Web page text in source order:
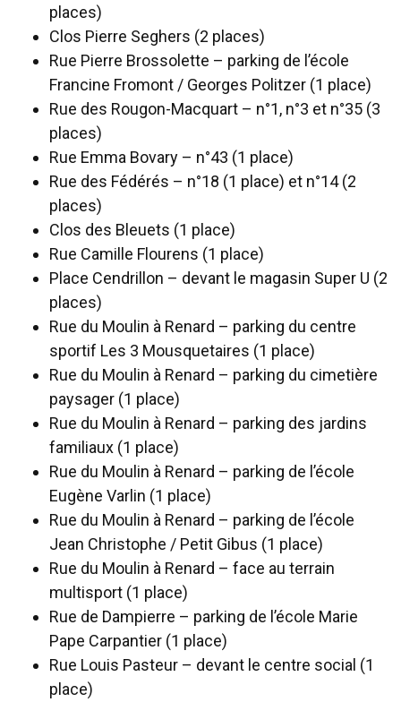
places)
Clos Pierre Seghers (2 places)
Rue Pierre Brossolette – parking de l’école
Francine Fromont / Georges Politzer (1 place)
Rue des Rougon-Macquart – n°1, n°3 et n°35 (3
places)
Rue Emma Bovary – n°43 (1 place)
Rue des Fédérés – n°18 (1 place) et n°14 (2
places)
Clos des Bleuets (1 place)
Rue Camille Flourens (1 place)
Place Cendrillon – devant le magasin Super U (2
places)
Rue du Moulin à Renard – parking du centre
sportif Les 3 Mousquetaires (1 place)
Rue du Moulin à Renard – parking du cimetière
paysager (1 place)
Rue du Moulin à Renard – parking des jardins
familiaux (1 place)
Rue du Moulin à Renard – parking de l’école
Eugène Varlin (1 place)
Rue du Moulin à Renard – parking de l’école
Jean Christophe / Petit Gibus (1 place)
Rue du Moulin à Renard – face au terrain
multisport (1 place)
Rue de Dampierre – parking de l’école Marie
Pape Carpantier (1 place)
Rue Louis Pasteur – devant le centre social (1
place)